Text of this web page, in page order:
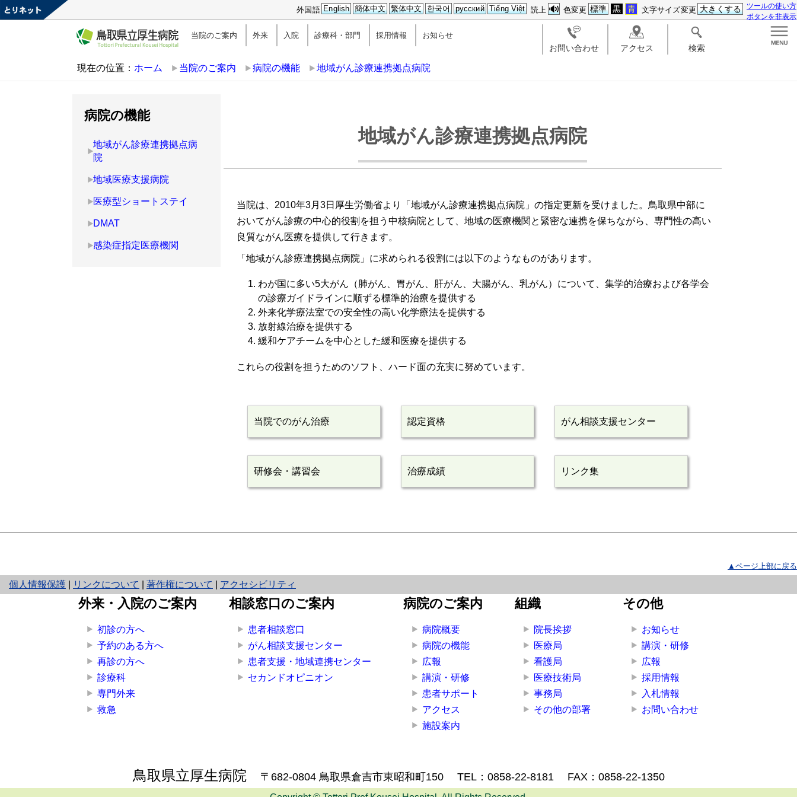
ツールの使い方
ボタンを非表示
文字サイズ変更 大きくする
色変更 標準 黒 青
読上
外国語 English 簡体中文 繁体中文 한국어 русский Tiếng Việt
当院のご案内 外来 入院 診療科・部門 採用情報 お知らせ
お問い合わせ アクセス 検索
現在の位置： ホーム 当院のご案内 病院の機能 地域がん診療連携拠点病院
病院の機能
地域がん診療連携拠点病
院
地域医療支援病院
医療型ショートステイ
DMAT
感染症指定医療機関
地域がん診療連携拠点病院
当院は、2010年3月3日厚生労働省より「地域がん診療連携拠点病院」の指定更新を受けました。鳥取県中部に
おいてがん診療の中心的役割を担う中核病院として、地域の医療機関と緊密な連携を保ちながら、専門性の高い
良質ながん医療を提供して行きます。
「地域がん診療連携拠点病院」に求められる役割には以下のようなものがあります。
わが国に多い5大がん（肺がん、胃がん、肝がん、大腸がん、乳がん）について、集学的治療および各学会
の診療ガイドラインに順ずる標準的治療を提供する
外来化学療法室での安全性の高い化学療法を提供する
放射線治療を提供する
緩和ケアチームを中心とした緩和医療を提供する
これらの役割を担うためのソフト、ハード面の充実に努めています。
当院でのがん治療 認定資格 がん相談支援センター
研修会・講習会 治療成績 リンク集
▲ページ上部に戻る
個人情報保護
と
り
ネ
リンクについて 著作権について アクセシビリティ
外来・入院のご案内
初診の方へ
予約のある方へ
再診の方へ
診療科
専門外来
救急
相談窓口のご案内
患者相談窓口
がん相談支援センター
患者支援・地域連携センター
セカンドオピニオン
病院のご案内
病院概要
病院の機能
広報
講演・研修
患者サポート
アクセス
施設案内
組織
院長挨拶
医療局
看護局
医療技術局
事務局
その他の部署
その他
お知らせ
講演・研修
広報
採用情報
入札情報
お問い合わせ
鳥取県立厚生病院 〒682-0804 鳥取県倉吉市東昭和町150 TEL： 0858-22-8181 FAX：0858-22-1350